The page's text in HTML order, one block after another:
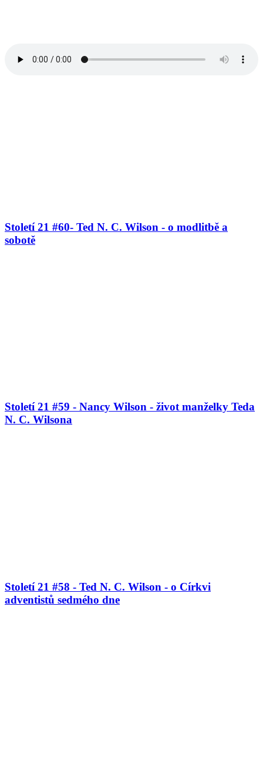
Století 21 #60- Ted N. C. Wilson - o modlitbě a
sobotě
Století 21 #59 - Nancy Wilson - život manželky Teda
N. C. Wilsona
Století 21 #58 - Ted N. C. Wilson - o Církvi
adventistů sedmého dne